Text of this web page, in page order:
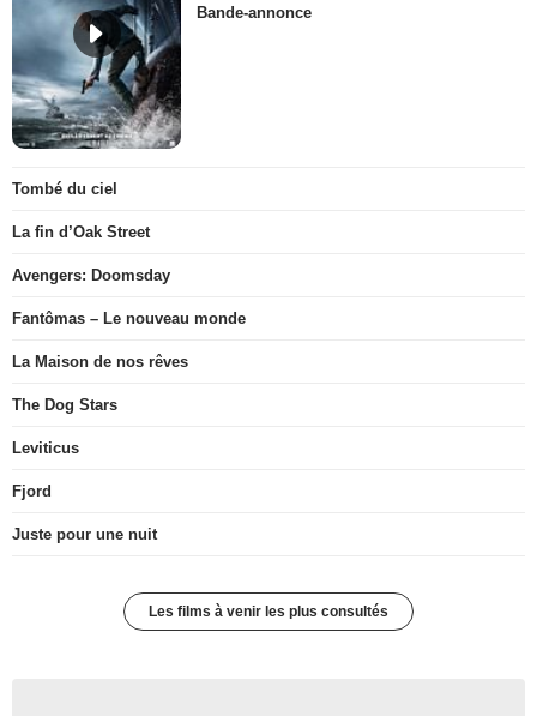
Bande-annonce
Tombé du ciel
La fin d’Oak Street
Avengers: Doomsday
Fantômas – Le nouveau monde
La Maison de nos rêves
The Dog Stars
Leviticus
Fjord
Juste pour une nuit
Les films à venir les plus consultés